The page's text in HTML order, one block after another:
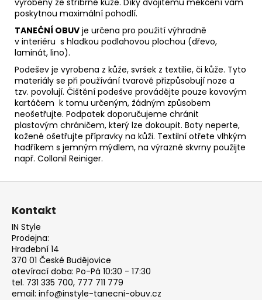
poskytnou maximální pohodlí.
TANEČNÍ OBUV je určena pro použití výhradně
v interiéru s hladkou podlahovou plochou (dřevo,
laminát, lino).
Podešev je vyrobena z kůže, svršek z textilie, či kůže. Tyto
materiály se při používání tvarově přizpůsobují noze a
tzv. povolují. Čištění podešve provádějte pouze kovovým
kartáčem k tomu určeným, žádným způsobem
neošetřujte. Podpatek doporučujeme chránit
plastovým chráničem, který lze dokoupit. Boty neperte,
kožené ošetřujte přípravky na kůži. Textilní otřete vlhkým
hadříkem s jemným mýdlem, na výrazné skvrny použijte
např. Collonil Reiniger.
Z
Kontakt
IN Style
Prodejna:
Hradební 14
370 01 České Budějovice
otevírací doba: Po-Pá 10:30 - 17:30
tel. 731 335 700, 777 711 779
email: info@instyle-tanecni-obuv.cz